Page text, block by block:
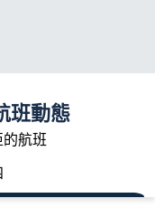
班動態
的航班